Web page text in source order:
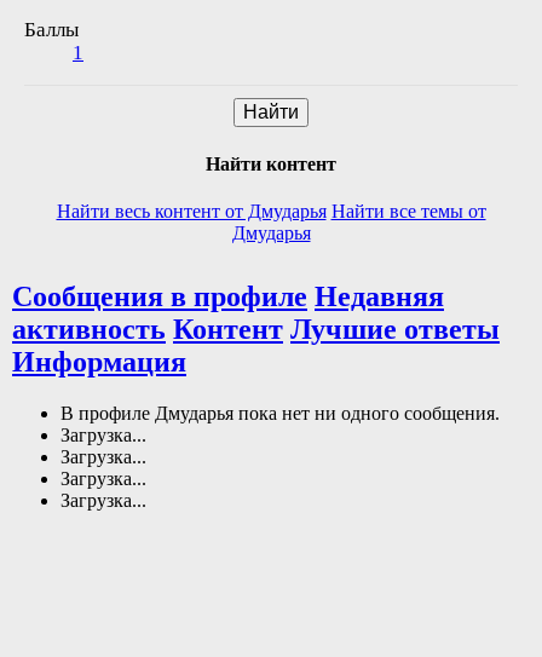
Баллы
1
Найти
Найти контент
Найти весь контент от Дмударья Найти все темы от
Дмударья
Сообщения в профиле Недавняя
активность Контент Лучшие ответы
Информация
В профиле Дмударья пока нет ни одного сообщения.
Загрузка...
Загрузка...
Загрузка...
Загрузка...